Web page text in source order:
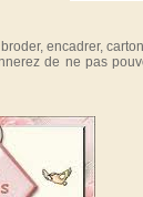
encadrer,
de ne pas